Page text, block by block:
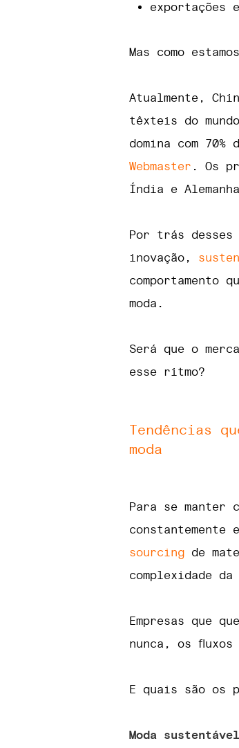
exportações
Mas como
Atualmente,
têxteis do
domina com
Webmaster . Os
Índia e
Por trás desses
inovação,
comportamento
moda.
Será que o
esse ritmo?
Tendências
moda
Para se manter
constantemente
sourcing de
complexidade
Empresas que
nunca, os
E quais são os
Moda sustentável